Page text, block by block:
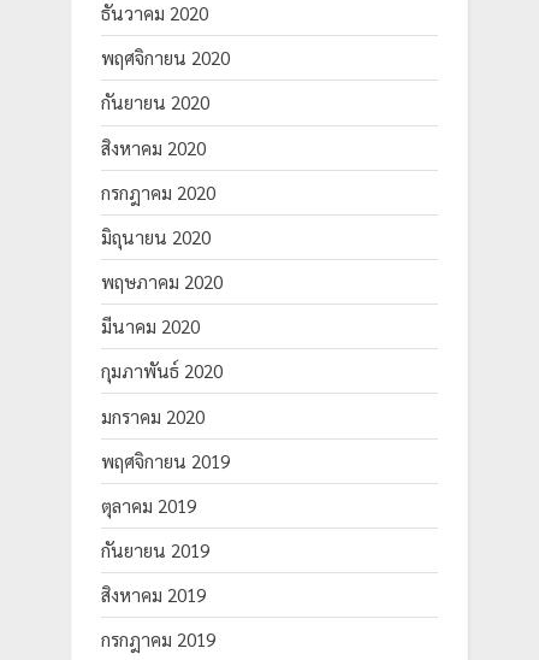
ธันวาคม 2020
พฤศจิกายน 2020
กันยายน 2020
สิงหาคม 2020
กรกฎาคม 2020
มิถุนายน 2020
พฤษภาคม 2020
มีนาคม 2020
กุมภาพันธ์ 2020
มกราคม 2020
พฤศจิกายน 2019
ตุลาคม 2019
กันยายน 2019
สิงหาคม 2019
กรกฎาคม 2019